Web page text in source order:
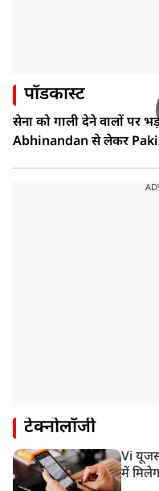
पॉडकास्ट
सेना को गाली देने वालों पर
Abhinandan से लेकर
टेक्नोलॉजी
Vi
में